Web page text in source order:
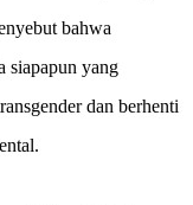
bahwa
siapapun yang
dan berhenti